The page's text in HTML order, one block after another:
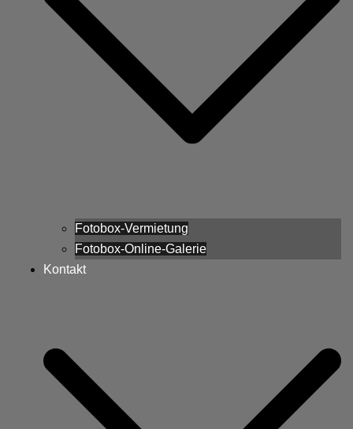
Fotobox-Vermietung
Fotobox-Online-Galerie
Kontakt